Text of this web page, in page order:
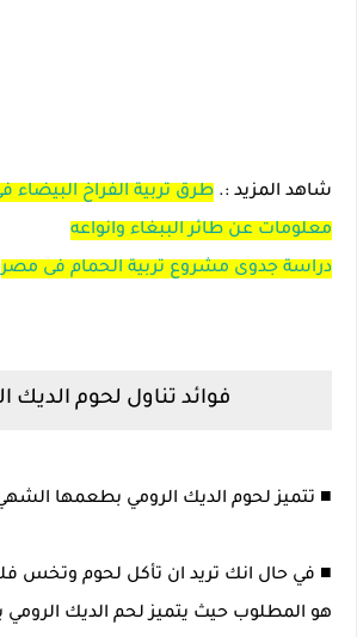
شاهد المزيد :. طرق تربية الفراخ البيضاء
معلومات عن طائر الببغاء وانواعه
دراسة جدوى مشروع تربية الحمام فى مصر
فوائد تناول لحوم الديك
■ تتميز لحوم الديك الرومي بطعمها الشهي
■ في حال انك تريد ان تأكل لحوم وتخس
هو المطلوب حيث يتميز لحم الديك